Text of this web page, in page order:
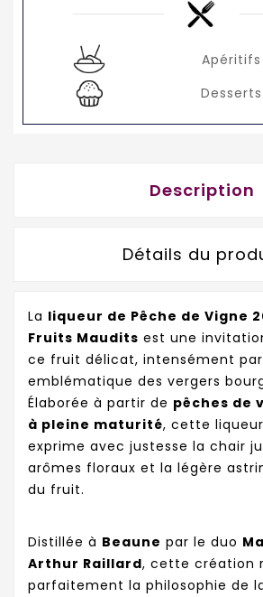
Apéritifs
Desserts
Description
Détails du
La liqueur de Pêche de Vigne
Fruits Maudits est une
ce fruit délicat, intensément
emblématique des vergers
Élaborée à partir de pêches de
à pleine maturité, cette
exprime avec justesse la chair
arômes floraux et la légère
du fruit.
Distillée à Beaune par le duo
Arthur Raillard, cette création
parfaitement la philosophie de